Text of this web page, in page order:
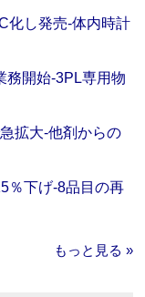
化し発売‐体内時計
務開始‐3PL専用物
拡大‐他剤からの
％下げ‐8品目の再
もっと見る »